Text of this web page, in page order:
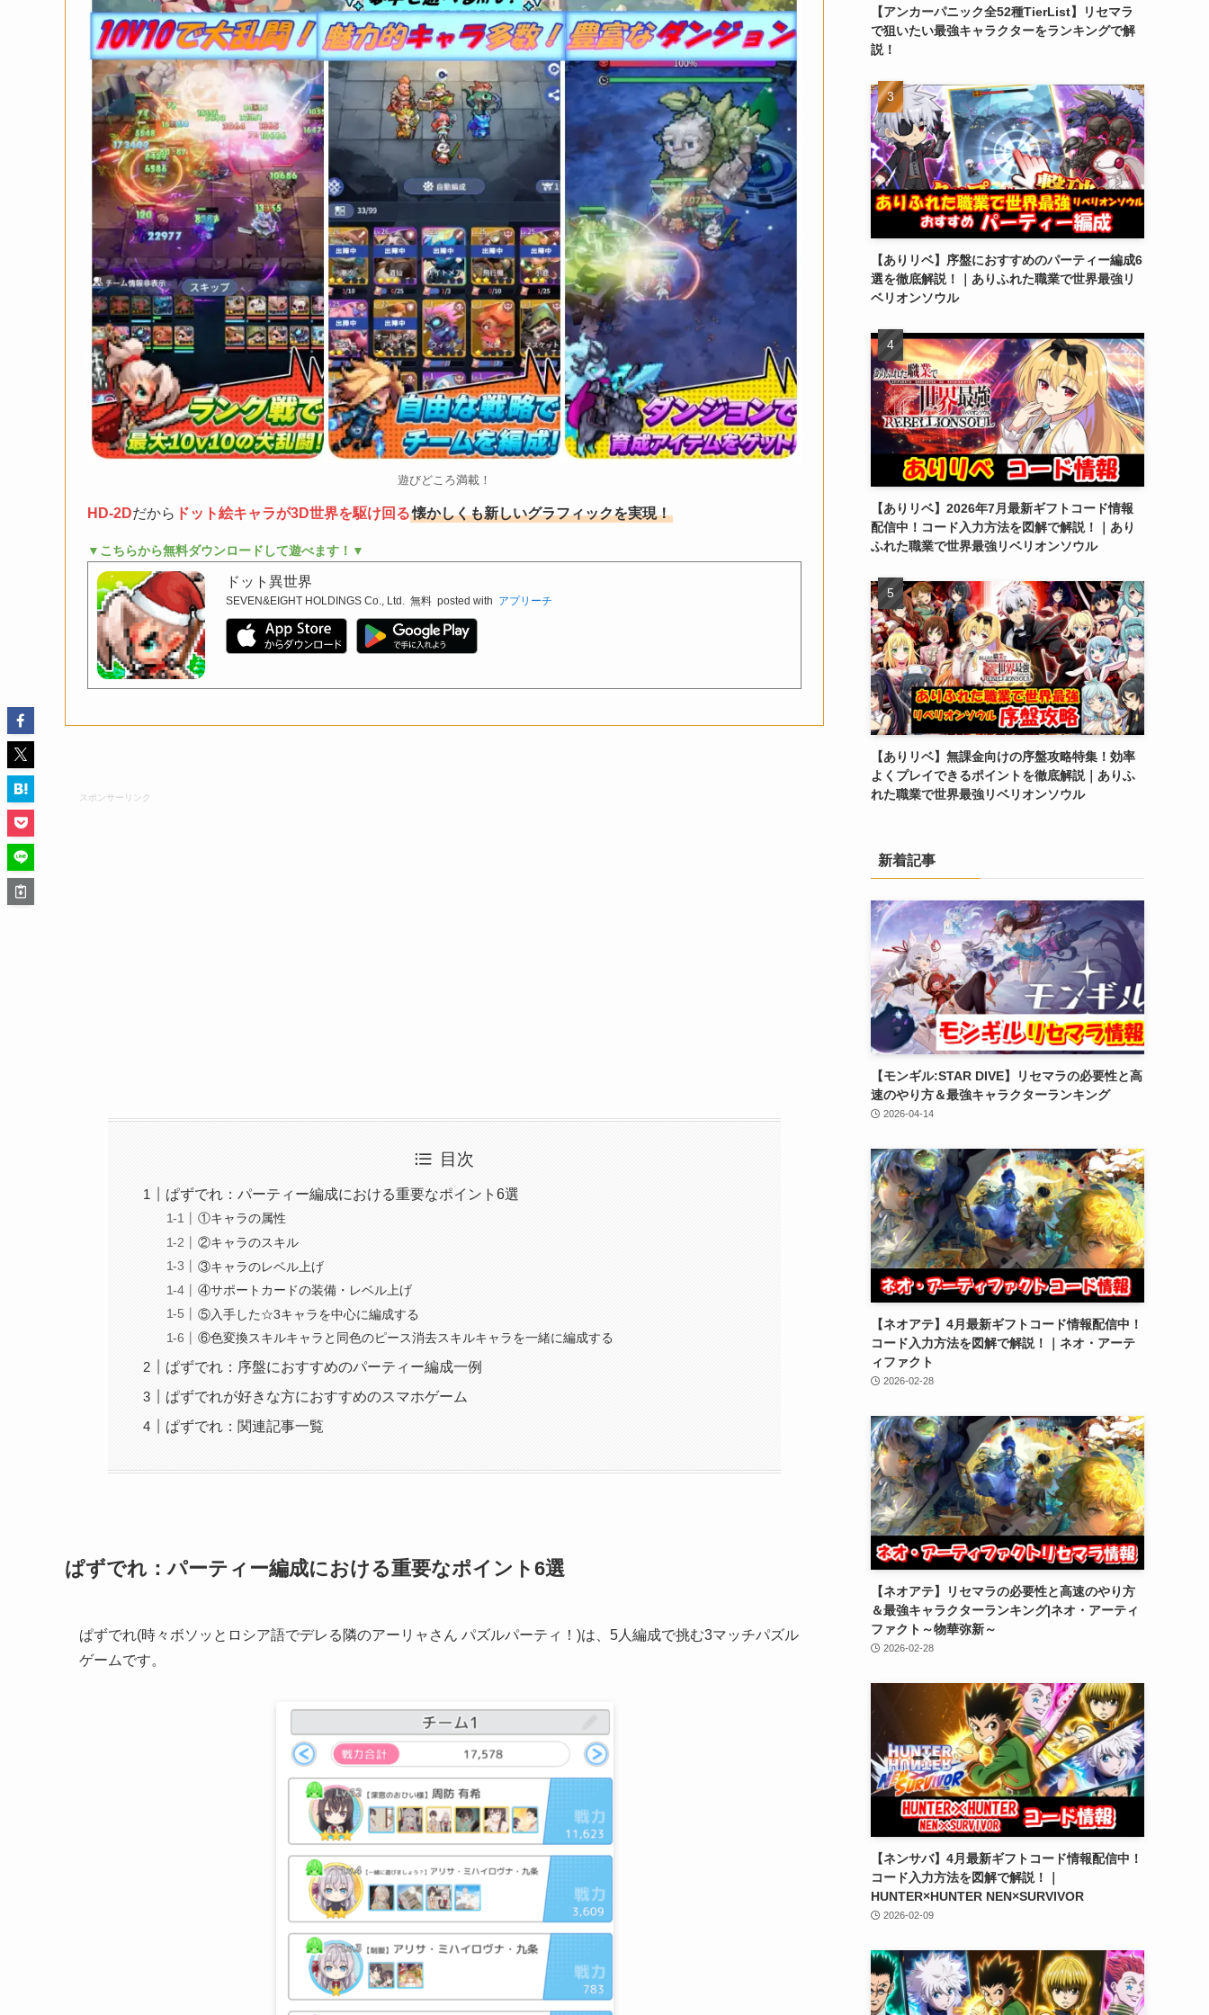
遊びどころ満載！
HD-2Dだから ドット絵キャラが3D世界を駆け回る懐かしくも新しいグラフィックを実現！
▼こちらから無料ダウンロードして遊べます！▼
ドット異世界
SEVEN&EIGHT HOLDINGS Co., Ltd. 無料 posted with アプリーチ
スポンサーリンク
目次
ぱずでれ：パーティー編成における重要なポイント6選
①キャラの属性
②キャラのスキル
③キャラのレベル上げ
④サポートカードの装備・レベル上げ
⑤入手した☆3キャラを中心に編成する
⑥色変換スキルキャラと同色のピース消去スキルキャラを一緒に編成する
ぱずでれ：序盤におすすめのパーティー編成一例
ぱずでれが好きな方におすすめのスマホゲーム
ぱずでれ：関連記事一覧
ぱずでれ：パーティー編成における重要なポイント6選
ぱずでれ(時々ボソッとロシア語でデレる隣のアーリャさん パズルパーティ！)は、5人編成で挑む3マッチパズル
ゲームです。
【アンカーパニック全52種TierList】リセマラ
で狙いたい最強キャラクターをランキングで解
説！
【ありリベ】序盤におすすめのパーティー編成6
選を徹底解説！｜ありふれた職業で世界最強リ
ベリオンソウル
【ありリベ】2026年7月最新ギフトコード情報
配信中！コード入力方法を図解で解説！｜あり
ふれた職業で世界最強リベリオンソウル
【ありリベ】無課金向けの序盤攻略特集！効率
よくプレイできるポイントを徹底解説｜ありふ
れた職業で世界最強リベリオンソウル
新着記事
【モンギル:STAR DIVE】リセマラの必要性と高
速のやり方＆最強キャラクターランキング
2026-04-14
【ネオアテ】4月最新ギフトコード情報配信中！
コード入力方法を図解で解説！｜ネオ・アーテ
ィファクト
2026-02-28
【ネオアテ】リセマラの必要性と高速のやり方
＆最強キャラクターランキング|ネオ・アーティ
ファクト～物華弥新～
2026-02-28
【ネンサバ】4月最新ギフトコード情報配信中！
コード入力方法を図解で解説！｜
HUNTER×HUNTER NEN×SURVIVOR
2026-02-09